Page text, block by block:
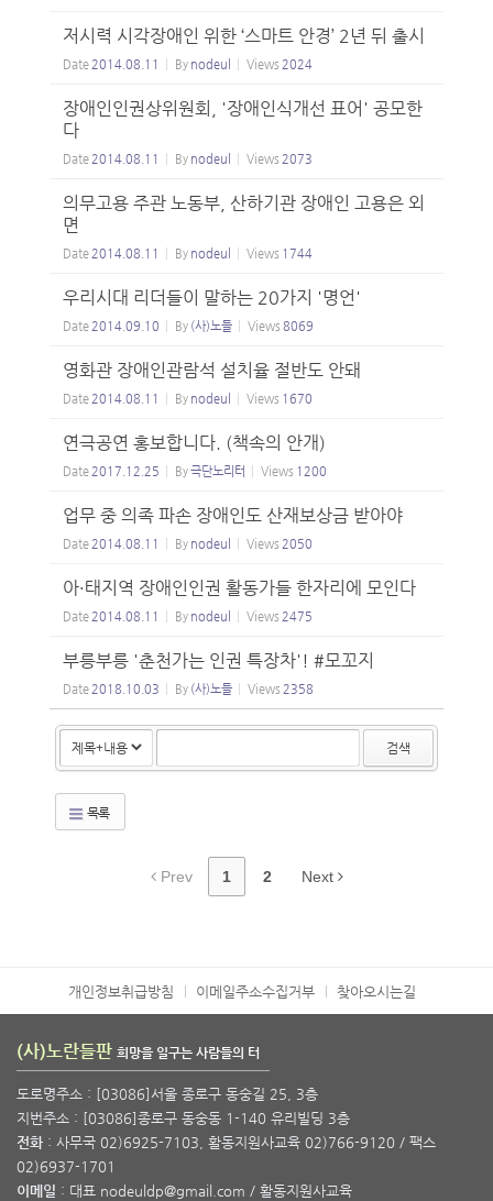
저시력 시각장애인 위한 ‘스마트 안경’ 2년 뒤 출시
Date 2014.08.11 By nodeul Views 2024
장애인인권상위원회, '장애인식개선 표어' 공모한
다
Date 2014.08.11 By nodeul Views 2073
의무고용 주관 노동부, 산하기관 장애인 고용은 외
면
Date 2014.08.11 By nodeul Views 1744
우리시대 리더들이 말하는 20가지 '명언'
Date 2014.09.10 By (사)노들 Views 8069
영화관 장애인관람석 설치율 절반도 안돼
Date 2014.08.11 By nodeul Views 1670
연극공연 홍보합니다. (책속의 안개)
Date 2017.12.25 By극단노리터 Views 1200
업무 중 의족 파손 장애인도 산재보상금 받아야
Date 2014.08.11 By nodeul Views 2050
아·태지역 장애인인권 활동가들 한자리에 모인다
Date 2014.08.11 By nodeul Views 2475
부릉부릉 '춘천가는 인권 특장차'! #모꼬지
Date 2018.10.03 By (사)노들 Views 2358
검색
목록
Prev 1 2 Next
개인정보취급방침 이메일주소수집거부 찾아오시는길
(사)노란들판 희망을 일구는 사람들의 터
도로명주소 : [03086]서울 종로구 동숭길 25, 3층
지번주소 : [03086]종로구 동숭동 1-140 유리빌딩 3층
전화 : 사무국 02)6925-7103, 활동지원사교육 02)766-9120 / 팩스
02)6937-1701
이메일 : 대표 nodeuldp@gmail.com / 활동지원사교육